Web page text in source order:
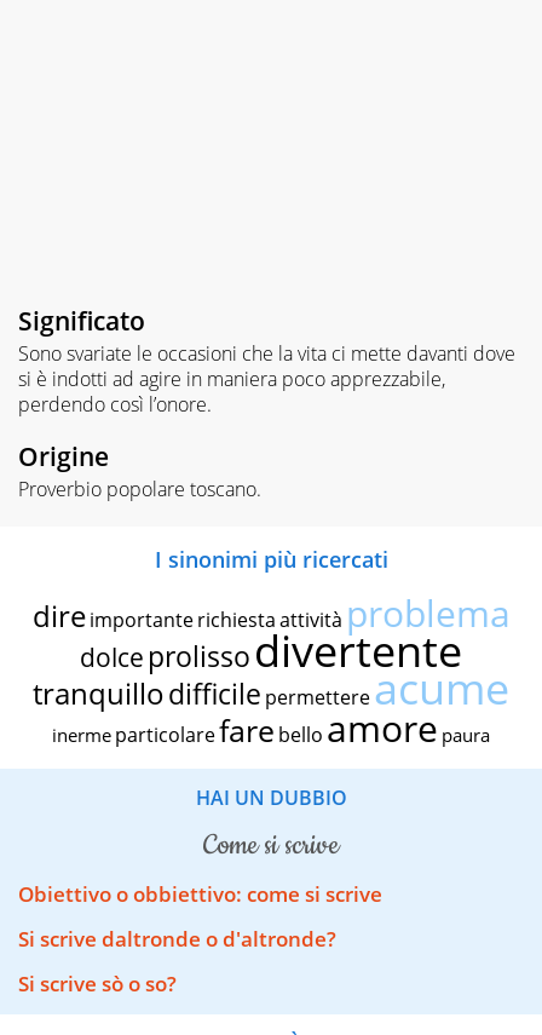
Significato
Sono svariate le occasioni che la vita ci mette davanti dove
si è indotti ad agire in maniera poco apprezzabile,
perdendo così l’onore.
Origine
Proverbio popolare toscano.
I sinonimi più ricercati
dire importante richiestaattività problema
dolce prolissodivertente
tranquillodifficile permettereacume
inerme particolarefare bello amore paura
HAI UN DUBBIO
come si scrive
Obiettivo o obbiettivo: come si scrive
Si scrive daltronde o d'altronde?
Si scrive sò o so?